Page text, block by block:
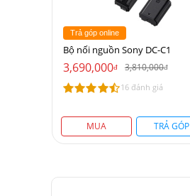
Trả góp online
Bộ nối nguồn Sony DC-C1
3,690,000đ 3,810,000đ
16 đánh giá
MUA TRẢ GÓP